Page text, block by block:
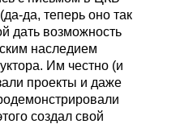
да, теперь оно так
дать возможность
наследием
Им честно (и
проекты и даже
создал свой